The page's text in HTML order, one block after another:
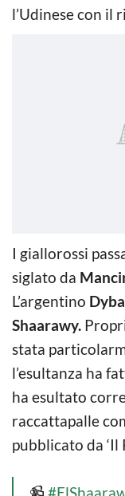
l’Udinese con il
I giallorossi
siglato da
L’argentino
Shaarawy.
stata
l’esultanza ha
ha esultato
raccattapalle
pubblicato da ‘Il
📹